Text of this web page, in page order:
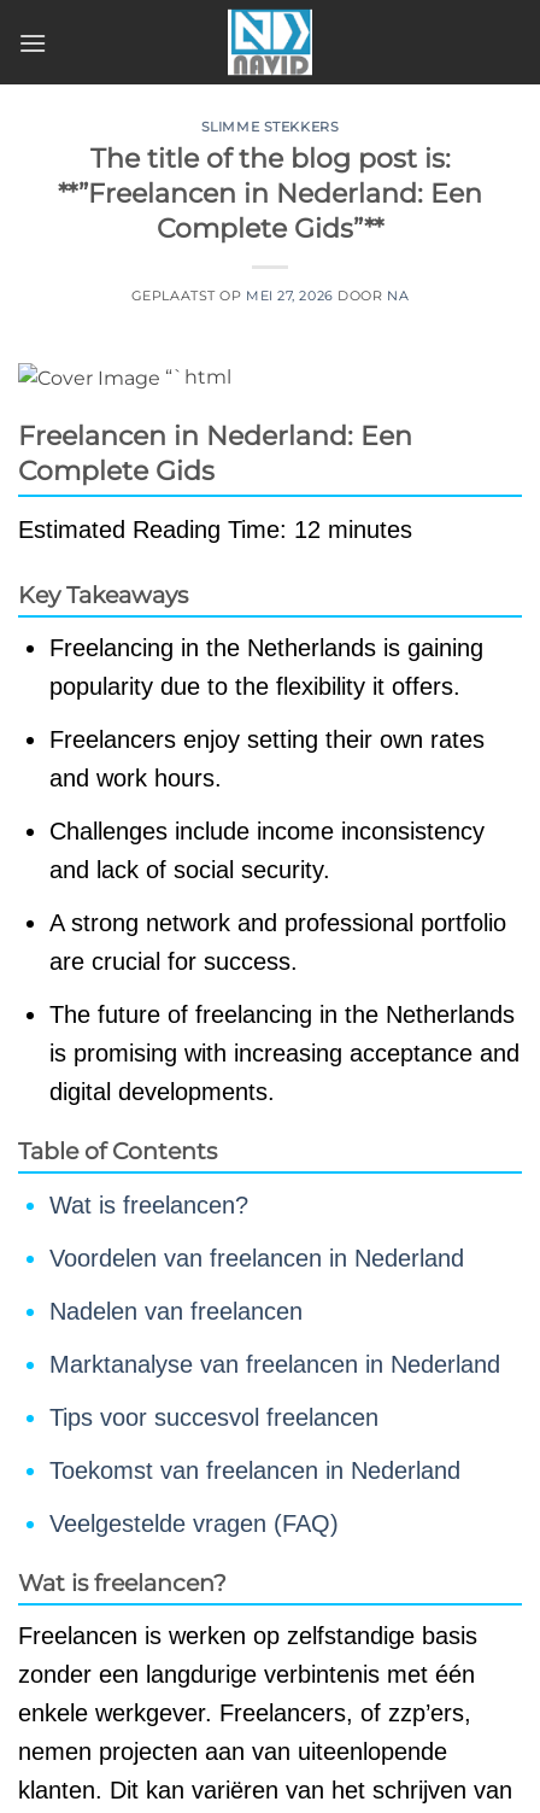
naar
SLIMME STEKKERS
The title of the blog post is:
**”Freelancen in Nederland: Een
Complete Gids”**
GEPLAATST OP MEI 27, 2026 DOOR NA
“`html
Freelancen in Nederland: Een
Complete Gids
Estimated Reading Time: 12 minutes
Key Takeaways
Freelancing in the Netherlands is gaining
popularity due to the flexibility it offers.
Freelancers enjoy setting their own rates
and work hours.
Challenges include income inconsistency
and lack of social security.
A strong network and professional portfolio
are crucial for success.
The future of freelancing in the Netherlands
is promising with increasing acceptance and
digital developments.
Table of Contents
Wat is freelancen?
Voordelen van freelancen in Nederland
Nadelen van freelancen
Marktanalyse van freelancen in Nederland
Tips voor succesvol freelancen
Toekomst van freelancen in Nederland
Veelgestelde vragen (FAQ)
Wat is freelancen?
Freelancen is werken op zelfstandige basis
zonder een langdurige verbintenis met één
enkele werkgever. Freelancers, of zzp’ers,
nemen projecten aan van uiteenlopende
klanten. Dit kan variëren van het schrijven van